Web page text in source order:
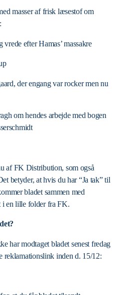
masser af frisk læsestof om
efter Hamas’ massakre
der engang var rocker men nu
om hendes arbejde med bogen
af FK Distribution, som også
betyder, at hvis du har “Ja tak” til
bladet sammen med
i en lille folder fra FK.
har modtaget bladet senest fredag
reklamationslink inden d. 15/12: